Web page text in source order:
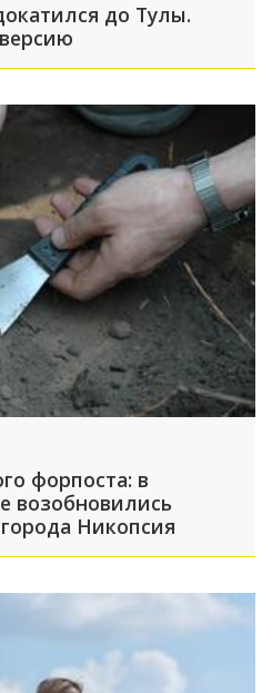
до Тулы.
форпоста: в
возобновились
Никопсия